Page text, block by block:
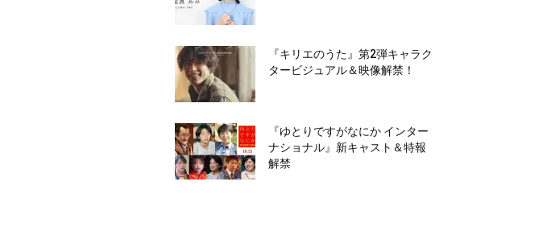
『キリエのうた』第2弾キャラク
タービジュアル＆映像解禁！
『ゆとりですがなにか インター
ナショナル』新キャスト＆特報
解禁